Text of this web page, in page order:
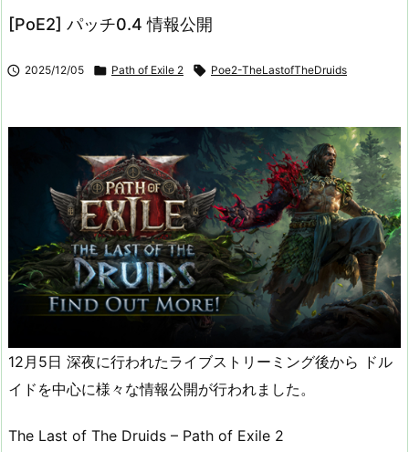
[PoE2] パッチ0.4 情報公開
 2025/12/05  Path of Exile 2  Poe2-TheLastofTheDruids
12月5日 深夜に行われたライブストリーミング後から ドル
イドを中心に様々な情報公開が行われました。
The Last of The Druids – Path of Exile 2